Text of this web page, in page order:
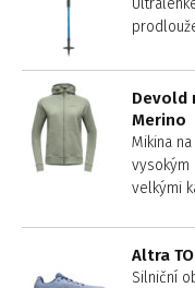
Devold
Merino
Mikina
vysokým
velkými
Altra
Silniční